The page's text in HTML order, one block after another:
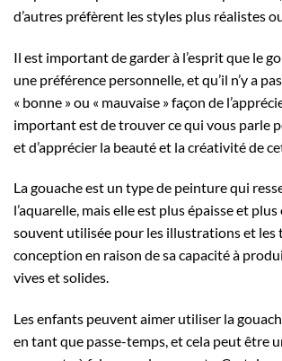
d’autres préfèrent les styles plus réalistes
Il est important de garder à l’esprit que le
une préférence personnelle, et qu’il n’y a
« bonne » ou « mauvaise » façon de
important est de trouver ce qui vous parle
et d’apprécier la beauté et la créativité de
La gouache est un type de peinture qui
l’aquarelle, mais elle est plus épaisse et
souvent utilisée pour les illustrations et les
conception en raison de sa capacité à
vives et solides.
Les enfants peuvent aimer utiliser la
en tant que passe-temps, et cela peut être